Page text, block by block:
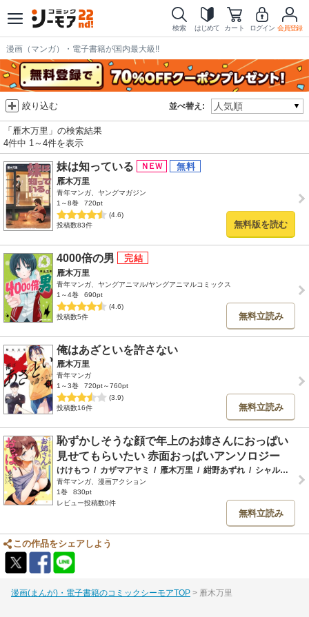
検索 はじめて カート ログイン 会員登録
漫画（マンガ）・電子書籍が国内最大級!!
並べ替え:
絞り込む
「雁木万里」の検索結果
4件中 1～4件を表示
妹は知っている
雁木万里
青年マンガ、ヤングマガジン
1～8巻
720pt
(4.6)
投稿数83件
無料版を読む
4000倍の男
雁木万里
青年マンガ、ヤングアニマル/ヤングアニマルコミックス
1～4巻
690pt
(4.6)
投稿数5件
無料立読み
俺はあざといを許さない
雁木万里
青年マンガ
1～3巻
720pt～760pt
(3.9)
投稿数16件
無料立読み
恥ずかしそうな顔で年上のお姉さんにおっぱい
見せてもらいたい 赤面おっぱいアンソロジー
けけもつ / カザマアヤミ / 雁木万里 / 紺野あずれ / シャルトリューズ山田
青年マンガ、漫画アクション
1巻
830pt
レビュー投稿数0件
無料立読み
この作品をシェアしよう
漫画(まんが)・電子書籍のコミックシーモアTOP 雁木万里